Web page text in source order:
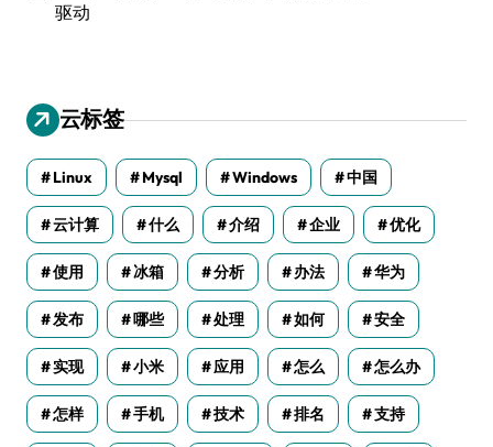
驱动
云标签
Linux Mysql Windows 中国
云计算 什么 介绍 企业 优化
使用 冰箱 分析 办法 华为
发布 哪些 处理 如何 安全
实现 小米 应用 怎么 怎么办
怎样 手机 技术 排名 支持